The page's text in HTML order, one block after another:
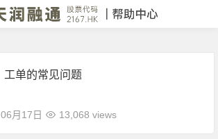
工单的常见问题
06月17日 13,068 views